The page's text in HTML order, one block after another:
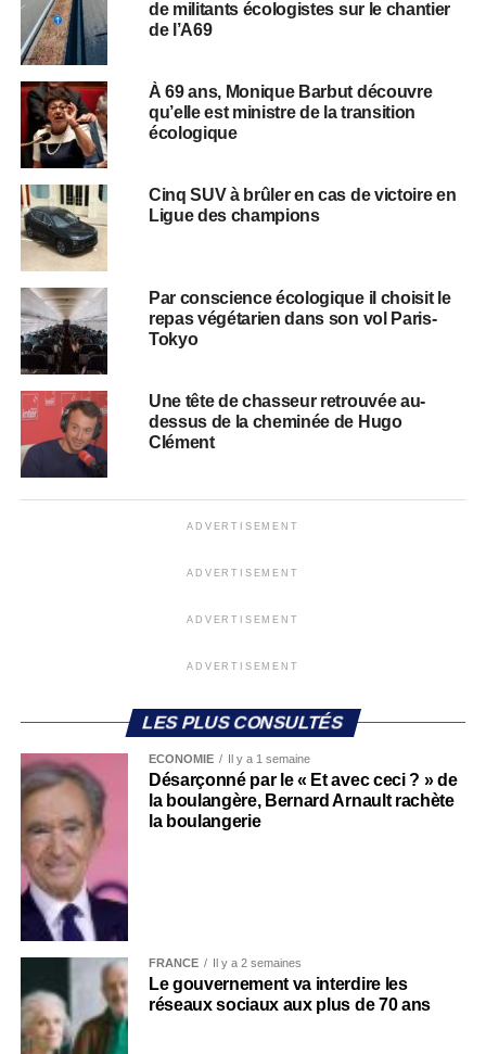
de militants écologistes sur le chantier
de l’A69
À 69 ans, Monique Barbut découvre
qu’elle est ministre de la transition
écologique
Cinq SUV à brûler en cas de victoire en
Ligue des champions
​​Par conscience écologique il choisit le
repas végétarien dans son vol Paris-
Tokyo
Une tête de chasseur retrouvée au-
dessus de la cheminée de Hugo
Clément
ADVERTISEMENT
ADVERTISEMENT
ADVERTISEMENT
ADVERTISEMENT
LES PLUS CONSULTÉS
ECONOMIE Il y a 1 semaine
Désarçonné par le « Et avec ceci ? » de
la boulangère, Bernard Arnault rachète
la boulangerie
FRANCE Il y a 2 semaines
Le gouvernement va interdire les
réseaux sociaux aux plus de 70 ans